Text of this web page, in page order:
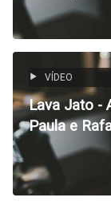
VÍDEO
Lava Jato -
Paula e